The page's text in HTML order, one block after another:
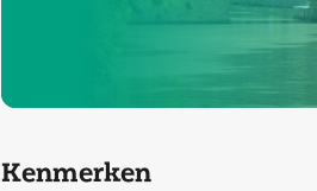
Kenmerken